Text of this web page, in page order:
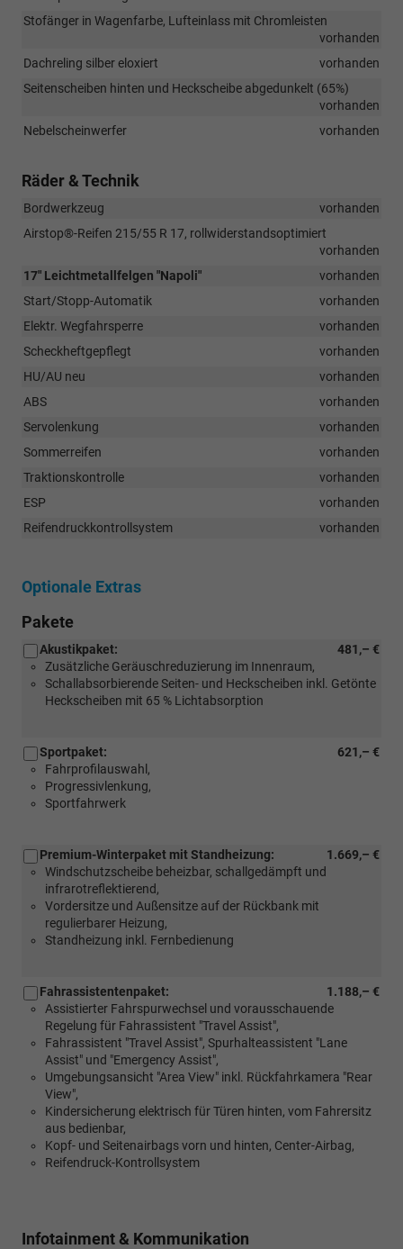
Stofänger in Wagenfarbe, Lufteinlass mit Chromleisten
vorhanden
Dachreling silber eloxiert
vorhanden
Seitenscheiben hinten und Heckscheibe abgedunkelt (65%)
vorhanden
Nebelscheinwerfer
vorhanden
Räder & Technik
Bordwerkzeug
vorhanden
Airstop®-Reifen 215/55 R 17, rollwiderstandsoptimiert
vorhanden
17" Leichtmetallfelgen "Napoli"
vorhanden
Start/Stopp-Automatik
vorhanden
Elektr. Wegfahrsperre
vorhanden
Scheckheftgepflegt
vorhanden
HU/AU neu
vorhanden
ABS
vorhanden
Servolenkung
vorhanden
Sommerreifen
vorhanden
Traktionskontrolle
vorhanden
ESP
vorhanden
Reifendruckkontrollsystem
vorhanden
Optionale Extras
Pakete
481,– €
Akustikpaket:
Zusätzliche Geräuschreduzierung im Innenraum,
Schallabsorbierende Seiten- und Heckscheiben inkl. Getönte
Heckscheiben mit 65 % Lichtabsorption
621,– €
Sportpaket:
Fahrprofilauswahl,
Progressivlenkung,
Sportfahrwerk
1.669,– €
Premium-Winterpaket mit Standheizung:
Windschutzscheibe beheizbar, schallgedämpft und
infrarotreflektierend,
Vordersitze und Außensitze auf der Rückbank mit
regulierbarer Heizung,
Standheizung inkl. Fernbedienung
1.188,– €
Fahrassistentenpaket:
Assistierter Fahrspurwechsel und vorausschauende
Regelung für Fahrassistent "Travel Assist",
Fahrassistent "Travel Assist", Spurhalteassistent "Lane
Assist" und "Emergency Assist",
Umgebungsansicht "Area View" inkl. Rückfahrkamera "Rear
View",
Kindersicherung elektrisch für Türen hinten, vom Fahrersitz
aus bedienbar,
Kopf- und Seitenairbags vorn und hinten, Center-Airbag,
Reifendruck-Kontrollsystem
Infotainment & Kommunikation